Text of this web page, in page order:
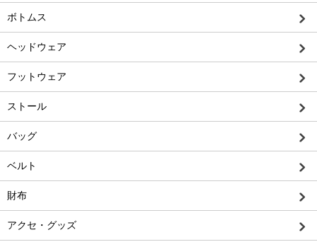
ボトムス
ヘッドウェア
フットウェア
ストール
バッグ
ベルト
財布
アクセ・グッズ